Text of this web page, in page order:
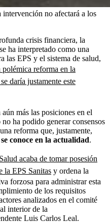
no afectará a los
crisis financiera, la
ha interpretado como una
las EPS y el sistema de salud,
reforma en la
daría justamente este
más las posiciones en el
ha podido generar consensos
reforma que, justamente,
conoce en la actualidad.
acaba de tomar posesión
la EPS Sanitas y ordena la
forzosa para administrar esta
de los requisitos
analizados en el comité
interior de la
Luis Carlos Leal.